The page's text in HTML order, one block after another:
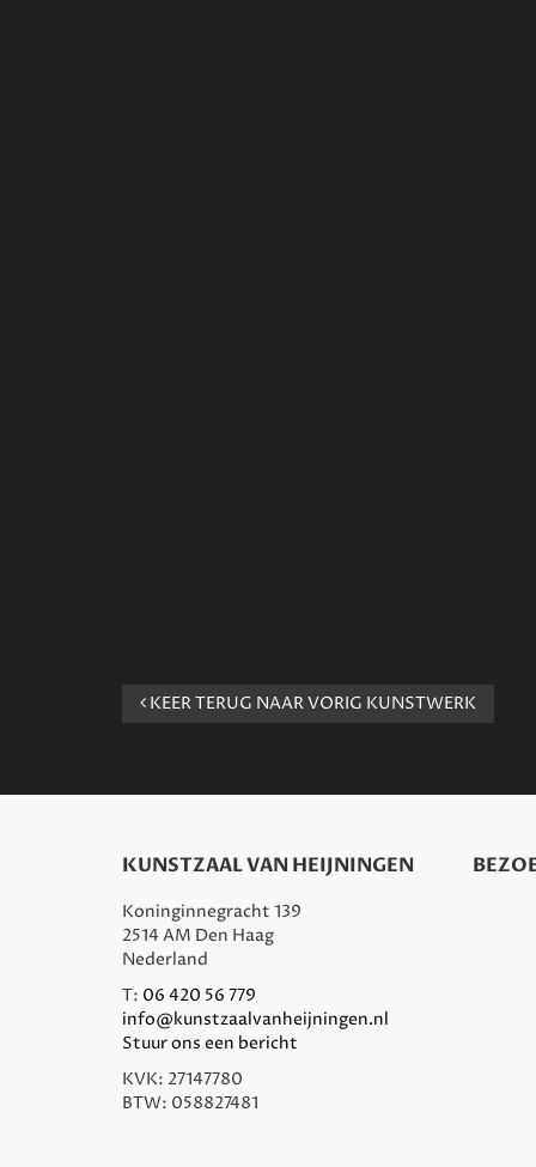
KEER TERUG NAAR VORIG KUNSTWERK
KUNSTZAAL VAN HEIJNINGEN
Koninginnegracht 139
2514 AM Den Haag
Nederland
T: 06 420 56 779
info@kunstzaalvanheijningen.nl
Stuur ons een bericht
KVK: 27147780
BTW: 058827481